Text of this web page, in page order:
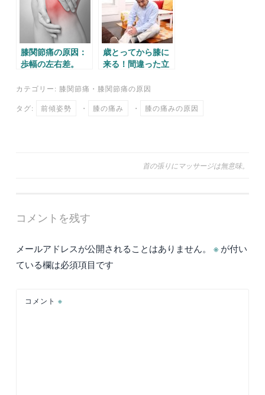
膝関節痛の原因：
歩幅の左右差。
歳とってから膝に
来る！間違った立
カテゴリー: 膝関節痛 ・ 膝関節痛の原因
タグ: 前傾姿勢 ・ 膝の痛み ・ 膝の痛みの原因
ビ
ー
首の張りにマッサージは無意味。
コメントを残す
メールアドレスが公開されることはありません。 ※ が付い
ている欄は必須項目です
コメント ※